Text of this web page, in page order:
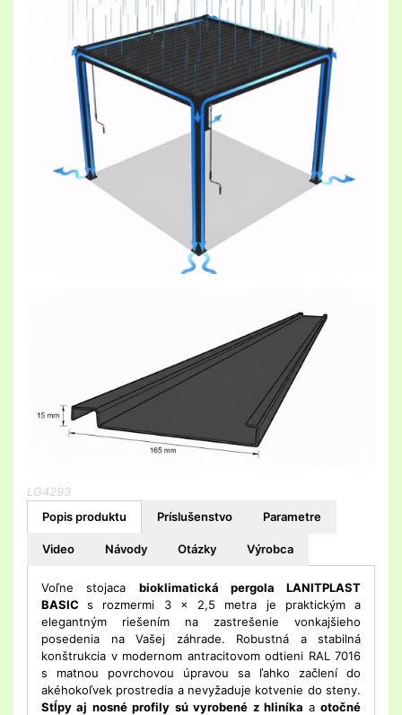
LG4293
Popis produktu
Príslušenstvo Parametre
Video Návody Otázky Výrobca
Voľne stojaca bioklimatická pergola LANITPLAST
BASICs rozmermi 3 x 2,5 metra je praktickým a
elegantným riešením na zastrešenie vonkajšieho
posedenia na Vašej záhrade. Robustná a stabilná
konštrukcia v modernom antracitovom odtieni RAL 7016
s matnou povrchovou úpravou sa ľahko začlení do
akéhokoľvek prostredia a nevyžaduje kotvenie do steny.
Stĺpy aj nosné profily sú vyrobené z hliníka aotočné